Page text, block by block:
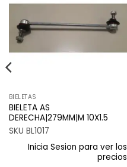
a la
lista de
deseos
BIELETAS
BIELETA AS
DERECHA|279MM|M 10X1.5
SKU BL1017
Inicia Sesion para ver los
precios